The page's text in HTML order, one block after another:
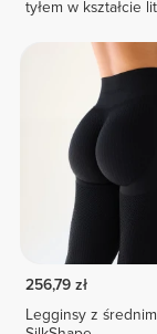
tyłem w kształcie
256,79 zł
Legginsy z